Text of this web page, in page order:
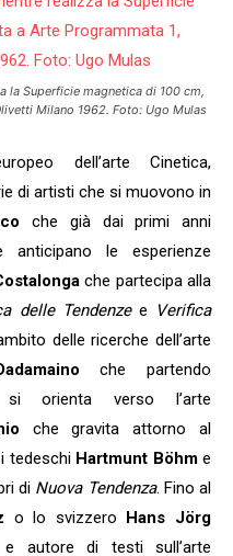
la Superficie magnetica di 100 cm,
Milano 1962. Foto: Ugo Mulas
dell’arte Cinetica,
di artisti che si muovono in
che già dai primi anni
anticipano le esperienze
che partecipa alla
delle Tendenzee
Verifica
delle ricerche dell’arte
che partendo
orienta verso l’arte
che gravita attorno al
tedeschi Hartmunt Böhme
di Nuova Tendenza. Fino al
o lo svizzero Hans Jörg
autore di testi sull’arte